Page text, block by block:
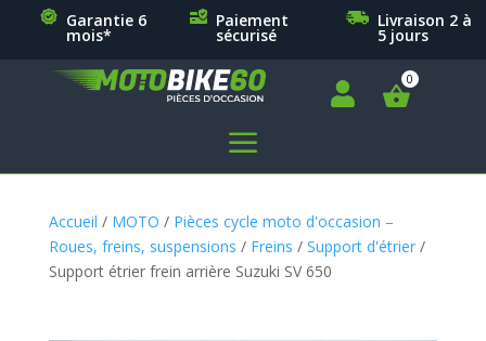
Garantie 6
mois*
Paiement
sécurisé
Livraison 2 à
5 jours

a
Accueil / MOTO / Pièces cycle moto d'occasion –
Roues, freins, suspensions / Freins / Support d'étrier/
Support étrier frein arrière Suzuki SV 650